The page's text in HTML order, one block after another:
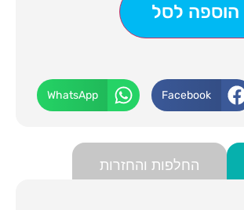
הוספה לסל
Facebook
WhatsApp
החלפות והחזרות